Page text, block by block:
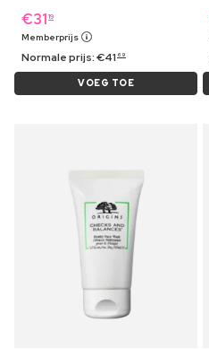
€31 19
Memberprijs
Normale prijs:€41 69
VOEG TOE